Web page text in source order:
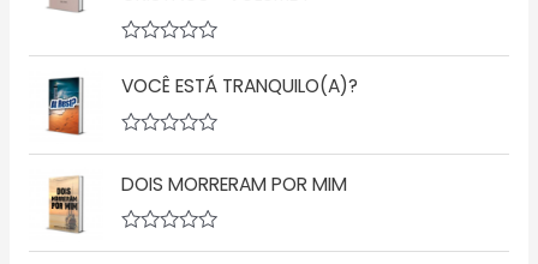
ç
ã
o
d
5
A
a
i
ã
0
e
VOCÊ ESTÁ TRANQUILO(A)?
a
i
ç
DOIS MORRERAM POR MIM
A